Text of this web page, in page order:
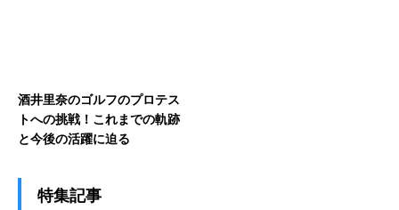
酒井里奈のゴルフのプロテス
トへの挑戦！これまでの軌跡
と今後の活躍に迫る
特集記事